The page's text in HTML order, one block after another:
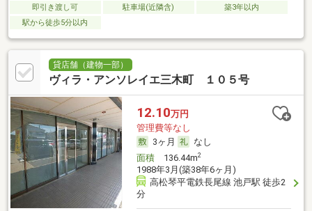
即引き渡し可 駐車場(近隣含)
築3年以内
駅から徒歩5分以内
貸店舗（建物一部）
ヴィラ・アンソレイエ三木町 １０５号
12.10万円
管理費等なし
3ヶ月
なし
面積136.44m2
1988年3月(築38年6ヶ月)
高松琴平電鉄長尾線 池戸駅 徒歩2
分